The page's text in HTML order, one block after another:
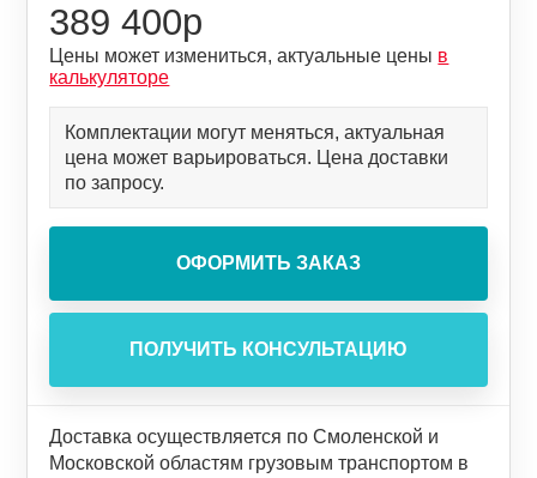
389 400р
Цены может измениться, актуальные цены в
калькуляторе
Комплектации могут меняться, актуальная
цена может варьироваться. Цена доставки
по запросу.
Доставка осуществляется по Смоленской и
Московской областям грузовым транспортом в